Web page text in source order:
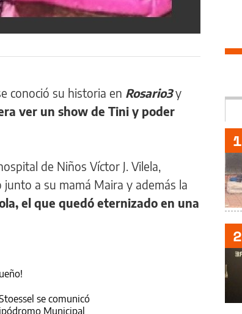
conoció su historia en Rosario3y
ver un show de Tini y poder
de Niños Víctor J. Vilela,
a su mamá Maira y además la
el que quedó eternizado en una
se comunicó
Municipal
1
2